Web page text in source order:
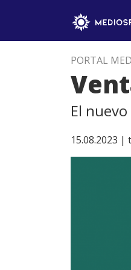
PORTAL
El
15.08.2023 |